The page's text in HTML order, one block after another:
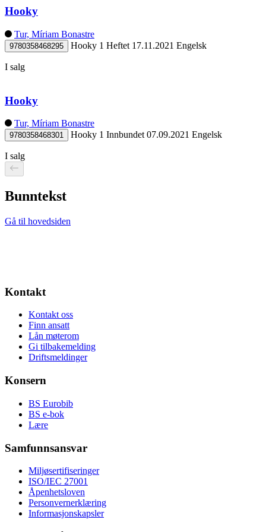
Hooky
Tur, Míriam Bonastre
9780358468295 Hooky 1 Heftet 17.11.2021 Engelsk
I salg
Hooky
Tur, Míriam Bonastre
9780358468301 Hooky 1 Innbundet 07.09.2021 Engelsk
I salg
Bunntekst
Gå til hovedsiden
Kontakt
Kontakt oss
Finn ansatt
Lån møterom
Gi tilbakemelding
Driftsmeldinger
Konsern
BS Eurobib
BS e-bok
Lære
Samfunnsansvar
Miljøsertifiseringer
ISO/IEC 27001
Åpenhetsloven
Personvernerklæring
Informasjonskapsler